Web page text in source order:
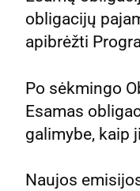
obligacijų
apibrėžti
Po sėkmingo
Esamas
galimybe, kaip
Naujos